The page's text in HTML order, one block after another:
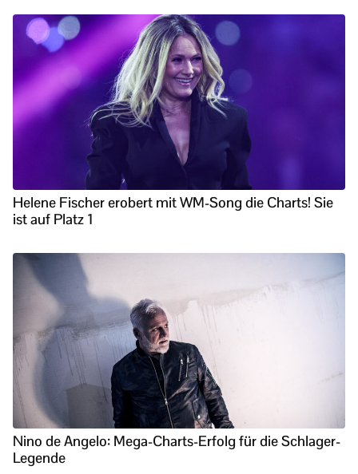
Helene Fischer erobert mit WM-Song die Charts! Sie
ist auf Platz 1
Nino de Angelo: Mega-Charts-Erfolg für die Schlager-
Legende